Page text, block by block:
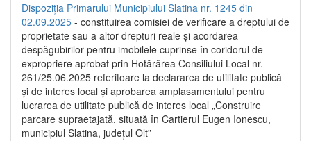
Dispoziția Primarului Municipiului Slatina nr. 1245 din
02.09.2025 - constituirea comisiei de verificare a dreptului de
proprietate sau a altor drepturi reale și acordarea
despăgubirilor pentru imobilele cuprinse în coridorul de
expropriere aprobat prin Hotărârea Consiliului Local nr.
261/25.06.2025 referitoare la declararea de utilitate publică
și de interes local și aprobarea amplasamentului pentru
lucrarea de utilitate publică de interes local „Construire
parcare supraetajată, situată în Cartierul Eugen Ionescu,
municipiul Slatina, județul Olt”